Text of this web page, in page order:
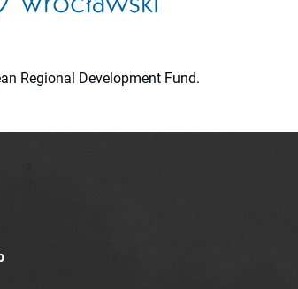
Regional Development Fund.